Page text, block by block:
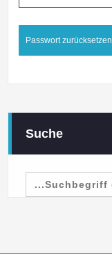
Passwort zurücksetzen
Suche
Search
for: